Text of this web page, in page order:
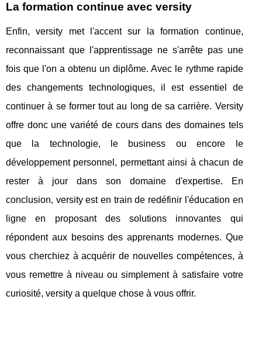
La formation continue avec versity
Enfin, versity met l'accent sur la formation continue,
reconnaissant que l'apprentissage ne s'arrête pas une
fois que l'on a obtenu un diplôme. Avec le rythme rapide
des changements technologiques, il est essentiel de
continuer à se former tout au long de sa carrière. Versity
offre donc une variété de cours dans des domaines tels
que la technologie, le business ou encore le
développement personnel, permettant ainsi à chacun de
rester à jour dans son domaine d'expertise. En
conclusion, versity est en train de redéfinir l'éducation en
ligne en proposant des solutions innovantes qui
répondent aux besoins des apprenants modernes. Que
vous cherchiez à acquérir de nouvelles compétences, à
vous remettre à niveau ou simplement à satisfaire votre
curiosité, versity a quelque chose à vous offrir.